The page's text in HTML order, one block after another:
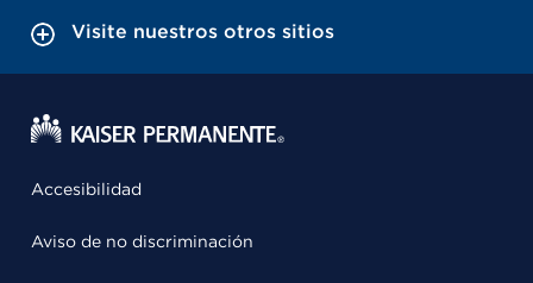
Visite nuestros otros sitios
Accesibilidad
Aviso de no discriminación